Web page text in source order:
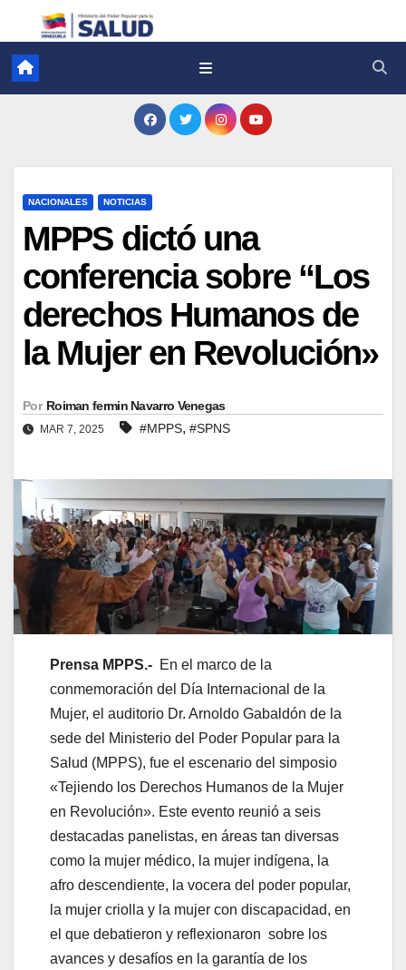
NACIONALES NOTICIAS
MPPS dictó una
conferencia sobre “Los
derechos Humanos de
la Mujer en Revolución»
Por Roiman fermin Navarro Venegas
MAR 7, 2025 #MPPS, #SPNS
Prensa MPPS.- En el marco de la
conmemoración del Día Internacional de la
Mujer, el auditorio Dr. Arnoldo Gabaldón de la
sede del Ministerio del Poder Popular para la
Salud (MPPS), fue el escenario del simposio
«Tejiendo los Derechos Humanos de la Mujer
en Revolución». Este evento reunió a seis
destacadas panelistas, en áreas tan diversas
como la mujer médico, la mujer indígena, la
afro descendiente, la vocera del poder popular,
la mujer criolla y la mujer con discapacidad, en
el que debatieron y reflexionaron sobre los
avances y desafíos en la garantía de los